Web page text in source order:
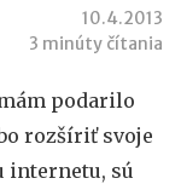
10.4.2013
3 minúty čítania
podarilo
rozšíriť svoje
internetu, sú